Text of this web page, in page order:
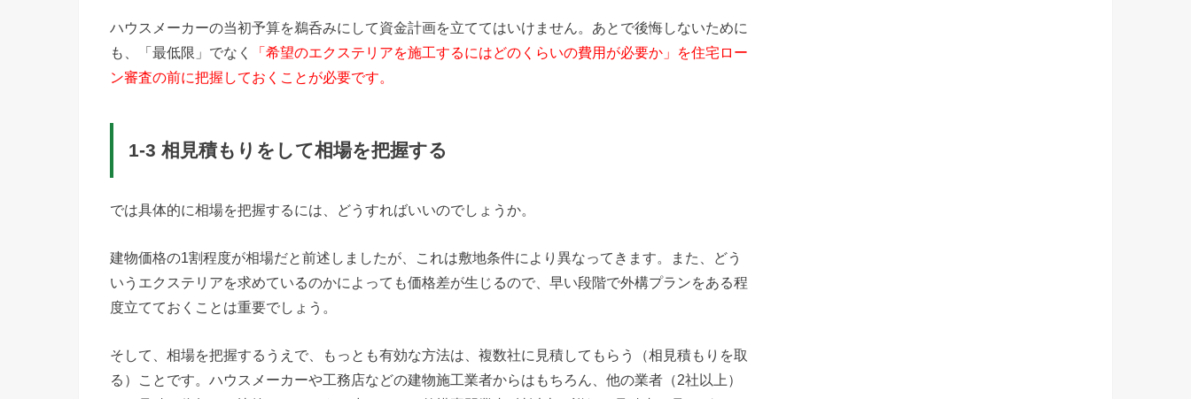
ハウスメーカーの当初予算を鵜呑みにして資金計画を立ててはいけません。あとで後悔しないために
も、「最低限」でなく
「希望のエクステリアを施工するにはどのくらいの費用が必要か」を住宅ロー
ン審査の前に把握しておくことが必要です。
1-3 相見積もりをして相場を把握する
では具体的に相場を把握するには、どうすればいいのでしょうか。
建物価格の1割程度が相場だと前述しましたが、これは敷地条件により異なってきます。また、どう
いうエクステリアを求めているのかによっても価格差が生じるので、早い段階で外構プランをある程
度立てておくことは重要でしょう。
そして、相場を把握するうえで、もっとも有効な方法は、複数社に見積してもらう（相見積もりを取
る）ことです。ハウスメーカーや工務店などの建物施工業者からはもちろん、他の業者（2社以上）